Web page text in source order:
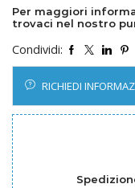
Per maggiori
trovaci nel nostro
Condividi:
RICHIEDI